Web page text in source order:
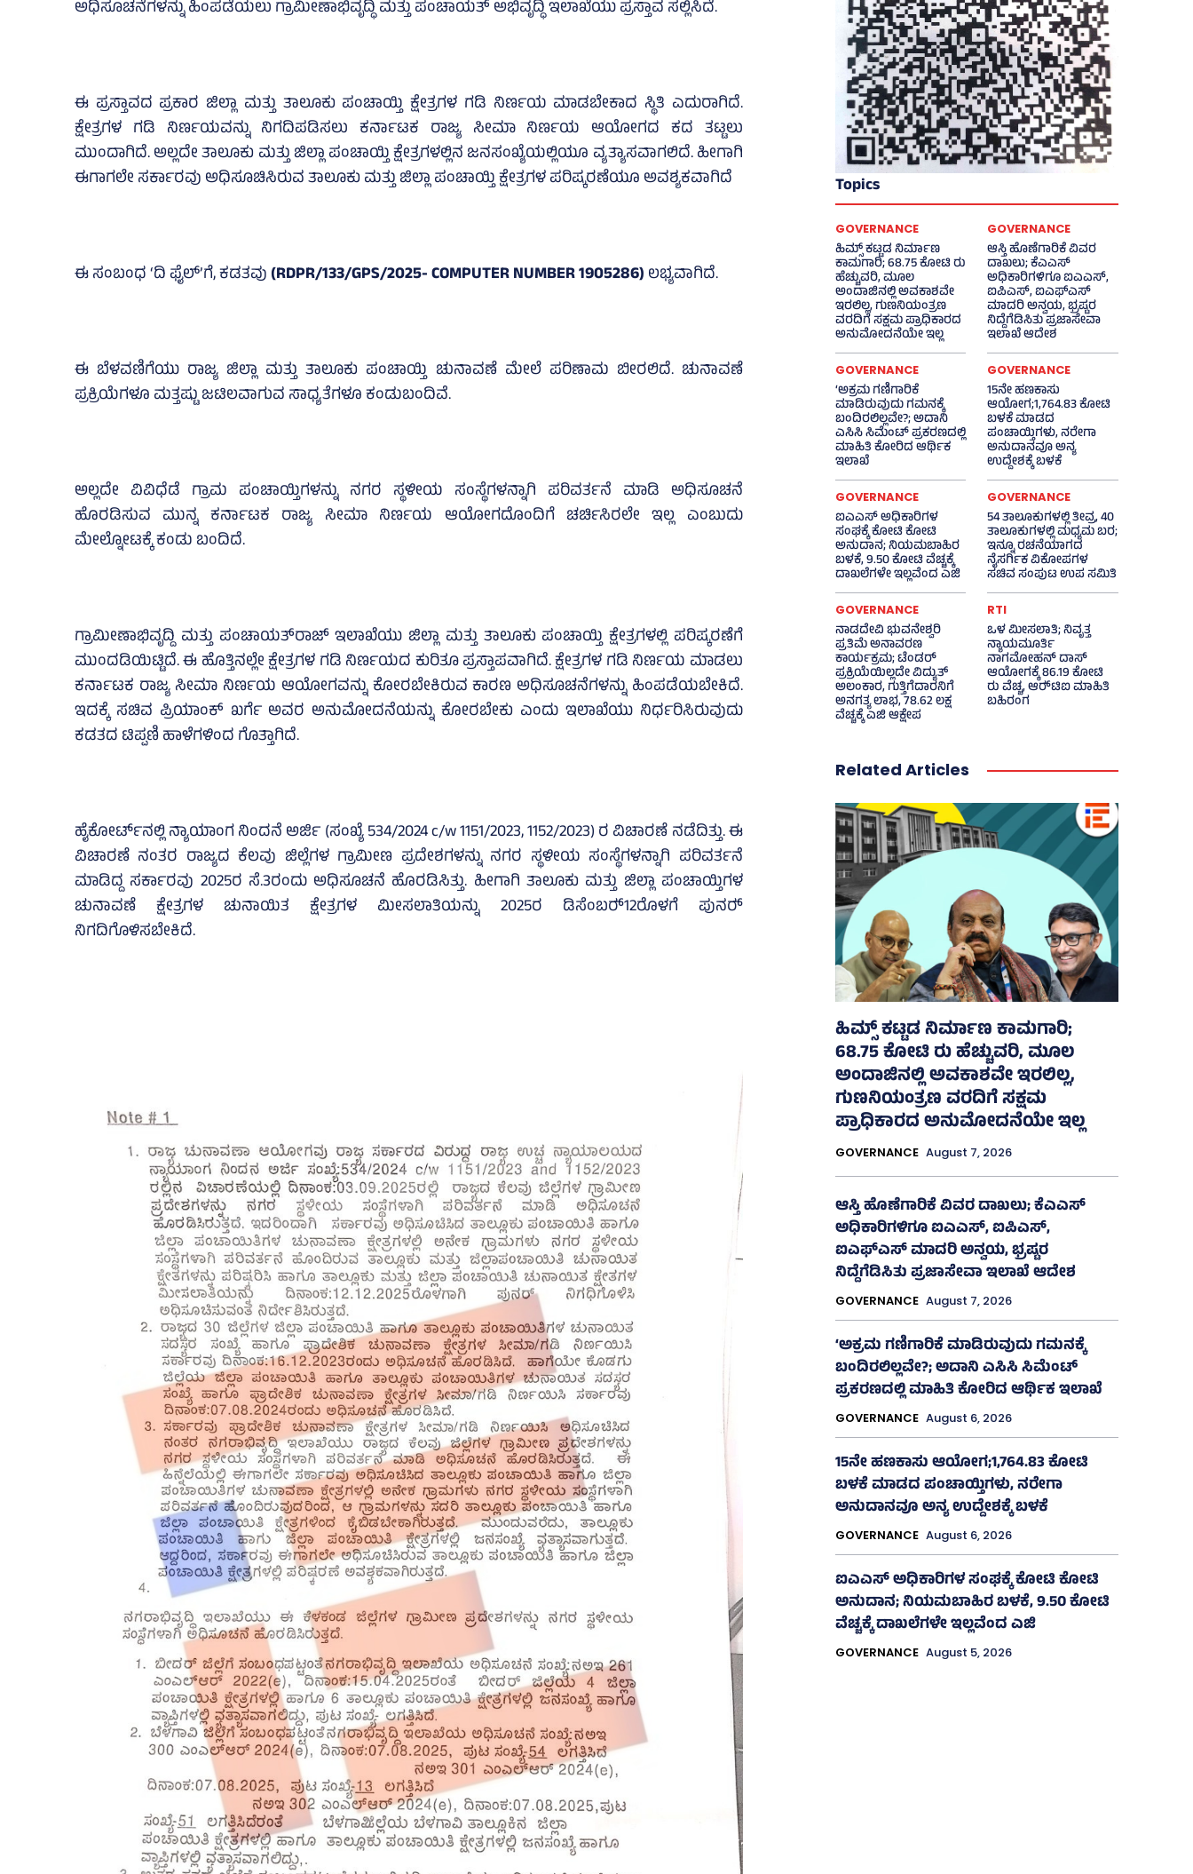
ಅಧಿಸೂಚನೆಗಳನ್ನು ಹಿಂಪಡೆಯಲು ಗ್ರಾಮೀಣಾಭಿವೃದ್ಧಿ ಮತ್ತು ಪಂಚಾಯತ್‌ ಅಭಿವೃದ್ಧಿ ಇಲಾಖೆಯು ಪ್ರಸ್ತಾವ ಸಲ್ಲಿಸಿದೆ.
ಈ ಪ್ರಸ್ತಾವದ ಪ್ರಕಾರ ಜಿಲ್ಲಾ ಮತ್ತು ತಾಲೂಕು ಪಂಚಾಯ್ತಿ ಕ್ಷೇತ್ರಗಳ ಗಡಿ ನಿರ್ಣಯ ಮಾಡಬೇಕಾದ ಸ್ಥಿತಿ ಎದುರಾಗಿದೆ.
ಕ್ಷೇತ್ರಗಳ ಗಡಿ ನಿರ್ಣಯವನ್ನು ನಿಗದಿಪಡಿಸಲು ಕರ್ನಾಟಕ ರಾಜ್ಯ ಸೀಮಾ ನಿರ್ಣಯ ಆಯೋಗದ ಕದ ತಟ್ಟಲು
ಮುಂದಾಗಿದೆ. ಅಲ್ಲದೇ ತಾಲೂಕು ಮತ್ತು ಜಿಲ್ಲಾ ಪಂಚಾಯ್ತಿ ಕ್ಷೇತ್ರಗಳಲ್ಲಿನ ಜನಸಂಖ್ಯೆಯಲ್ಲಿಯೂ ವ್ಯತ್ಯಾಸವಾಗಲಿದೆ. ಹೀಗಾಗಿ
ಈಗಾಗಲೇ ಸರ್ಕಾರವು ಅಧಿಸೂಚಿಸಿರುವ ತಾಲೂಕು ಮತ್ತು ಜಿಲ್ಲಾ ಪಂಚಾಯ್ತಿ ಕ್ಷೇತ್ರಗಳ ಪರಿಷ್ಕರಣೆಯೂ ಅವಶ್ಯಕವಾಗಿದೆ
ಈ ಸಂಬಂಧ ‘ದಿ ಫೈಲ್‌’ಗೆ, ಕಡತವು (RDPR/133/GPS/2025- COMPUTER NUMBER 1905286) ಲಭ್ಯವಾಗಿದೆ.
ಈ ಬೆಳವಣಿಗೆಯು ರಾಜ್ಯ ಜಿಲ್ಲಾ ಮತ್ತು ತಾಲೂಕು ಪಂಚಾಯ್ತಿ ಚುನಾವಣೆ ಮೇಲೆ ಪರಿಣಾಮ ಬೀರಲಿದೆ. ಚುನಾವಣೆ
ಪ್ರಕ್ರಿಯೆಗಳೂ ಮತ್ತಷ್ಟು ಜಟಿಲವಾಗುವ ಸಾಧ್ಯತೆಗಳೂ ಕಂಡುಬಂದಿವೆ.
ಅಲ್ಲದೇ ವಿವಿಧೆಡೆ ಗ್ರಾಮ ಪಂಚಾಯ್ತಿಗಳನ್ನು ನಗರ ಸ್ಥಳೀಯ ಸಂಸ್ಥೆಗಳನ್ನಾಗಿ ಪರಿವರ್ತನೆ ಮಾಡಿ ಅಧಿಸೂಚನೆ
ಹೊರಡಿಸುವ ಮುನ್ನ ಕರ್ನಾಟಕ ರಾಜ್ಯ ಸೀಮಾ ನಿರ್ಣಯ ಆಯೋಗದೊಂದಿಗೆ ಚರ್ಚಿಸಿರಲೇ ಇಲ್ಲ ಎಂಬುದು
ಮೇಲ್ನೋಟಕ್ಕೆ ಕಂಡು ಬಂದಿದೆ.
ಗ್ರಾಮೀಣಾಭಿವೃದ್ದಿ ಮತ್ತು ಪಂಚಾಯತ್‌ರಾಜ್‌ ಇಲಾಖೆಯು ಜಿಲ್ಲಾ ಮತ್ತು ತಾಲೂಕು ಪಂಚಾಯ್ತಿ ಕ್ಷೇತ್ರಗಳಲ್ಲಿ ಪರಿಷ್ಕರಣೆಗೆ
ಮುಂದಡಿಯಿಟ್ಟಿದೆ. ಈ ಹೊತ್ತಿನಲ್ಲೇ ಕ್ಷೇತ್ರಗಳ ಗಡಿ ನಿರ್ಣಯದ ಕುರಿತೂ ಪ್ರಸ್ತಾಪವಾಗಿದೆ. ಕ್ಷೇತ್ರಗಳ ಗಡಿ ನಿರ್ಣಯ ಮಾಡಲು
ಕರ್ನಾಟಕ ರಾಜ್ಯ ಸೀಮಾ ನಿರ್ಣಯ ಆಯೋಗವನ್ನು ಕೋರಬೇಕಿರುವ ಕಾರಣ ಅಧಿಸೂಚನೆಗಳನ್ನು ಹಿಂಪಡೆಯಬೇಕಿದೆ.
ಇದಕ್ಕೆ ಸಚಿವ ಪ್ರಿಯಾಂಕ್‌ ಖರ್ಗೆ ಅವರ ಅನುಮೋದನೆಯನ್ನು ಕೋರಬೇಕು ಎಂದು ಇಲಾಖೆಯು ನಿರ್ಧರಿಸಿರುವುದು
ಕಡತದ ಟಿಪ್ಪಣಿ ಹಾಳೆಗಳಿಂದ ಗೊತ್ತಾಗಿದೆ.
ಹೈಕೋರ್ಟ್‌ನಲ್ಲಿ ನ್ಯಾಯಾಂಗ ನಿಂದನೆ ಅರ್ಜಿ (ಸಂಖ್ಯೆ 534/2024 c/w 1151/2023, 1152/2023) ರ ವಿಚಾರಣೆ ನಡೆದಿತ್ತು. ಈ
ವಿಚಾರಣೆ ನಂತರ ರಾಜ್ಯದ ಕೆಲವು ಜಿಲ್ಲೆಗಳ ಗ್ರಾಮೀಣ ಪ್ರದೇಶಗಳನ್ನು ನಗರ ಸ್ಥಳೀಯ ಸಂಸ್ಥೆಗಳನ್ನಾಗಿ ಪರಿವರ್ತನೆ
ಮಾಡಿದ್ದ ಸರ್ಕಾರವು 2025ರ ಸೆ.3ರಂದು ಅಧಿಸೂಚನೆ ಹೊರಡಿಸಿತ್ತು. ಹೀಗಾಗಿ ತಾಲೂಕು ಮತ್ತು ಜಿಲ್ಲಾ ಪಂಚಾಯ್ತಿಗಳ
ಚುನಾವಣೆ ಕ್ಷೇತ್ರಗಳ ಚುನಾಯಿತ ಕ್ಷೇತ್ರಗಳ ಮೀಸಲಾತಿಯನ್ನು 2025ರ ಡಿಸೆಂಬರ್‍‌12ರೊಳಗೆ ಪುನರ್‍‌
ನಿಗದಿಗೊಳಿಸಬೇಕಿದೆ.
Topics
GOVERNANCE
ಹಿಮ್ಸ್‌ ಕಟ್ಟಡ ನಿರ್ಮಾಣ
ಕಾಮಗಾರಿ; 68.75 ಕೋಟಿ ರು
ಹೆಚ್ಚುವರಿ, ಮೂಲ
ಅಂದಾಜಿನಲ್ಲಿ ಅವಕಾಶವೇ
ಇರಲಿಲ್ಲ, ಗುಣನಿಯಂತ್ರಣ
ವರದಿಗೆ ಸಕ್ಷಮ ಪ್ರಾಧಿಕಾರದ
ಅನುಮೋದನೆಯೇ ಇಲ್ಲ
GOVERNANCE
ಆಸ್ತಿ ಹೊಣೆಗಾರಿಕೆ ವಿವರ
ದಾಖಲು; ಕೆಎಎಸ್
ಅಧಿಕಾರಿಗಳಿಗೂ ಐಎಎಸ್‌,
ಐಪಿಎಸ್‌, ಐಎಫ್‌ಎಸ್‌
ಮಾದರಿ ಅನ್ವಯ, ಭ್ರಷ್ಟರ
ನಿದ್ದೆಗೆಡಿಸಿತು ಪ್ರಜಾಸೇವಾ
ಇಲಾಖೆ ಆದೇಶ
GOVERNANCE
‘ಅಕ್ರಮ ಗಣಿಗಾರಿಕೆ
ಮಾಡಿರುವುದು ಗಮನಕ್ಕೆ
ಬಂದಿರಲಿಲ್ಲವೇ?; ಅದಾನಿ
ಎಸಿಸಿ ಸಿಮೆಂಟ್ ಪ್ರಕರಣದಲ್ಲಿ
ಮಾಹಿತಿ ಕೋರಿದ ಆರ್ಥಿಕ
ಇಲಾಖೆ
GOVERNANCE
15ನೇ ಹಣಕಾಸು
ಆಯೋಗ;1,764.83 ಕೋಟಿ
ಬಳಕೆ ಮಾಡದ
ಪಂಚಾಯ್ತಿಗಳು, ನರೇಗಾ
ಅನುದಾನವೂ ಅನ್ಯ
ಉದ್ದೇಶಕ್ಕೆ ಬಳಕೆ
GOVERNANCE
ಐಎಎಸ್‌ ಅಧಿಕಾರಿಗಳ
ಸಂಘಕ್ಕೆ ಕೋಟಿ ಕೋಟಿ
ಅನುದಾನ; ನಿಯಮಬಾಹಿರ
ಬಳಕೆ, 9.50 ಕೋಟಿ ವೆಚ್ಚಕ್ಕೆ
ದಾಖಲೆಗಳೇ ಇಲ್ಲವೆಂದ ಎಜಿ
GOVERNANCE
54 ತಾಲೂಕುಗಳಲ್ಲಿ ತೀವ್ರ, 40
ತಾಲೂಕುಗಳಲ್ಲಿ ಮಧ್ಯಮ ಬರ;
ಇನ್ನೂ ರಚನೆಯಾಗದ
ನೈಸರ್ಗಿಕ ವಿಕೋಪಗಳ
ಸಚಿವ ಸಂಪುಟ ಉಪ ಸಮಿತಿ
GOVERNANCE
ನಾಡದೇವಿ ಭುವನೇಶ್ವರಿ
ಪ್ರತಿಮೆ ಅನಾವರಣ
ಕಾರ್ಯಕ್ರಮ; ಟೆಂಡರ್
ಪ್ರಕ್ರಿಯೆಯಿಲ್ಲದೇ ವಿದ್ಯುತ್‌
ಅಲಂಕಾರ, ಗುತ್ತಿಗೆದಾರನಿಗೆ
ಅನಗತ್ಯ ಲಾಭ, 78.62 ಲಕ್ಷ
ವೆಚ್ಚಕ್ಕೆ ಎಜಿ ಆಕ್ಷೇಪ
RTI
ಒಳ ಮೀಸಲಾತಿ; ನಿವೃತ್ತ
ನ್ಯಾಯಮೂರ್ತಿ
ನಾಗಮೋಹನ್ ದಾಸ್
ಆಯೋಗಕ್ಕೆ 86.19 ಕೋಟಿ
ರು ವೆಚ್ಚ, ಆರ್‍‌ಟಿಐ ಮಾಹಿತಿ
ಬಹಿರಂಗ
Related Articles
ಹಿಮ್ಸ್‌ ಕಟ್ಟಡ ನಿರ್ಮಾಣ ಕಾಮಗಾರಿ;
68.75 ಕೋಟಿ ರು ಹೆಚ್ಚುವರಿ, ಮೂಲ
ಅಂದಾಜಿನಲ್ಲಿ ಅವಕಾಶವೇ ಇರಲಿಲ್ಲ,
ಗುಣನಿಯಂತ್ರಣ ವರದಿಗೆ ಸಕ್ಷಮ
ಪ್ರಾಧಿಕಾರದ ಅನುಮೋದನೆಯೇ ಇಲ್ಲ
GOVERNANCE August 7, 2026
ಆಸ್ತಿ ಹೊಣೆಗಾರಿಕೆ ವಿವರ ದಾಖಲು; ಕೆಎಎಸ್
ಅಧಿಕಾರಿಗಳಿಗೂ ಐಎಎಸ್‌, ಐಪಿಎಸ್‌,
ಐಎಫ್‌ಎಸ್‌ ಮಾದರಿ ಅನ್ವಯ, ಭ್ರಷ್ಟರ
ನಿದ್ದೆಗೆಡಿಸಿತು ಪ್ರಜಾಸೇವಾ ಇಲಾಖೆ ಆದೇಶ
GOVERNANCE August 7, 2026
‘ಅಕ್ರಮ ಗಣಿಗಾರಿಕೆ ಮಾಡಿರುವುದು ಗಮನಕ್ಕೆ
ಬಂದಿರಲಿಲ್ಲವೇ?; ಅದಾನಿ ಎಸಿಸಿ ಸಿಮೆಂಟ್
ಪ್ರಕರಣದಲ್ಲಿ ಮಾಹಿತಿ ಕೋರಿದ ಆರ್ಥಿಕ ಇಲಾಖೆ
GOVERNANCE August 6, 2026
15ನೇ ಹಣಕಾಸು ಆಯೋಗ;1,764.83 ಕೋಟಿ
ಬಳಕೆ ಮಾಡದ ಪಂಚಾಯ್ತಿಗಳು, ನರೇಗಾ
ಅನುದಾನವೂ ಅನ್ಯ ಉದ್ದೇಶಕ್ಕೆ ಬಳಕೆ
GOVERNANCE August 6, 2026
ಐಎಎಸ್‌ ಅಧಿಕಾರಿಗಳ ಸಂಘಕ್ಕೆ ಕೋಟಿ ಕೋಟಿ
ಅನುದಾನ; ನಿಯಮಬಾಹಿರ ಬಳಕೆ, 9.50 ಕೋಟಿ
ವೆಚ್ಚಕ್ಕೆ ದಾಖಲೆಗಳೇ ಇಲ್ಲವೆಂದ ಎಜಿ
GOVERNANCE August 5, 2026